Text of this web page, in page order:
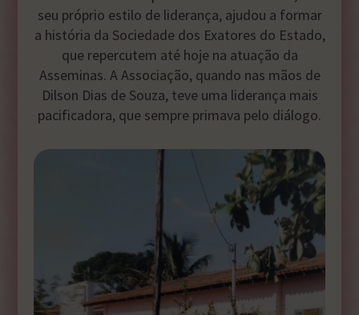
seu próprio estilo de liderança, ajudou a formar
a história da Sociedade dos Exatores do Estado,
que repercutem até hoje na atuação da
Asseminas. A Associação, quando nas mãos de
Dilson Dias de Souza, teve uma liderança mais
pacificadora, que sempre primava pelo diálogo.